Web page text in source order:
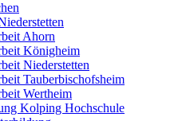
Ahorn
Königheim
Niederstetten
Tauberbischofsheim
Wertheim
Kolping Hochschule